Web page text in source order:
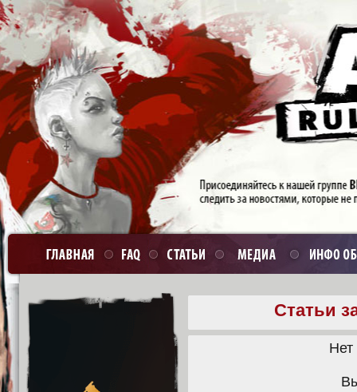
Статьи
Нет